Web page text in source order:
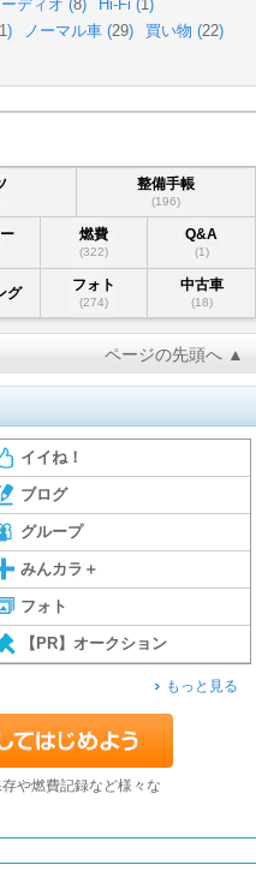
ディオ (8) Hi-Fi (1)
1) ノーマル車 (29) 買い物 (22)
整備手帳
(196)
燃費
(322)
Q&A
(1)
グ フォト
(274)
中古車
(18)
ページの先頭へ ▲
イイね！
ブログ
グループ
みんカラ＋
フォト
【PR】オークション
もっと見る
や燃費記録など様々な